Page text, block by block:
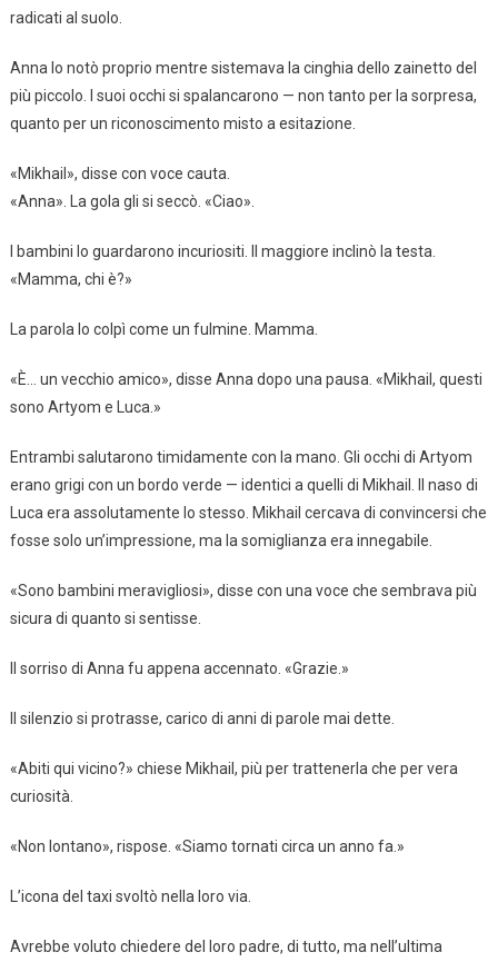
radicati al suolo.
Anna lo notò proprio mentre sistemava la cinghia dello zainetto del
più piccolo. I suoi occhi si spalancarono — non tanto per la sorpresa,
quanto per un riconoscimento misto a esitazione.
«Mikhail», disse con voce cauta.
«Anna». La gola gli si seccò. «Ciao».
I bambini lo guardarono incuriositi. Il maggiore inclinò la testa.
«Mamma, chi è?»
La parola lo colpì come un fulmine. Mamma.
«È… un vecchio amico», disse Anna dopo una pausa. «Mikhail, questi
sono Artyom e Luca.»
Entrambi salutarono timidamente con la mano. Gli occhi di Artyom
erano grigi con un bordo verde — identici a quelli di Mikhail. Il naso di
Luca era assolutamente lo stesso. Mikhail cercava di convincersi che
fosse solo un’impressione, ma la somiglianza era innegabile.
«Sono bambini meravigliosi», disse con una voce che sembrava più
sicura di quanto si sentisse.
Il sorriso di Anna fu appena accennato. «Grazie.»
Il silenzio si protrasse, carico di anni di parole mai dette.
«Abiti qui vicino?» chiese Mikhail, più per trattenerla che per vera
curiosità.
«Non lontano», rispose. «Siamo tornati circa un anno fa.»
L’icona del taxi svoltò nella loro via.
Avrebbe voluto chiedere del loro padre, di tutto, ma nell’ultima